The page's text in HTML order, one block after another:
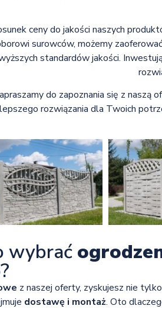
ceny do jakości naszych
surowców, możemy
standardów jakości.
do zapoznania się z naszą
rozwiązania dla Twoich
wybrać
z naszej oferty, zyskujesz nie
dostawę i montaż. Oto